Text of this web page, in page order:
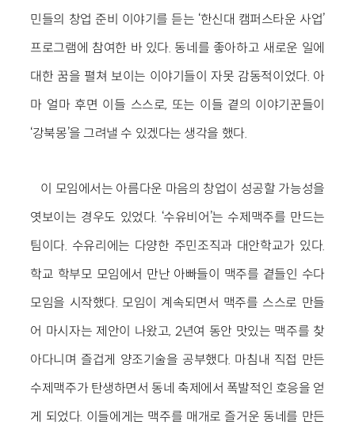
민들의 창업 준비 이야기를 듣는 ‘한신대 캠퍼스타운 사업’
프로그램에 참여한 바 있다. 동네를 좋아하고 새로운 일에
대한 꿈을 펼쳐 보이는 이야기들이 자못 감동적이었다. 아
마 얼마 후면 이들 스스로, 또는 이들 곁의 이야기꾼들이
‘강북몽’을 그려낼 수 있겠다는 생각을 했다.
이 모임에서는 아름다운 마음의 창업이 성공할 가능성을
엿보이는 경우도 있었다. ‘수유비어’는 수제맥주를 만드는
팀이다. 수유리에는 다양한 주민조직과 대안학교가 있다.
학교 학부모 모임에서 만난 아빠들이 맥주를 곁들인 수다
모임을 시작했다. 모임이 계속되면서 맥주를 스스로 만들
어 마시자는 제안이 나왔고, 2년여 동안 맛있는 맥주를 찾
아다니며 즐겁게 양조기술을 공부했다. 마침내 직접 만든
수제맥주가 탄생하면서 동네 축제에서 폭발적인 호응을 얻
게 되었다. 이들에게는 맥주를 매개로 즐거운 동네를 만든